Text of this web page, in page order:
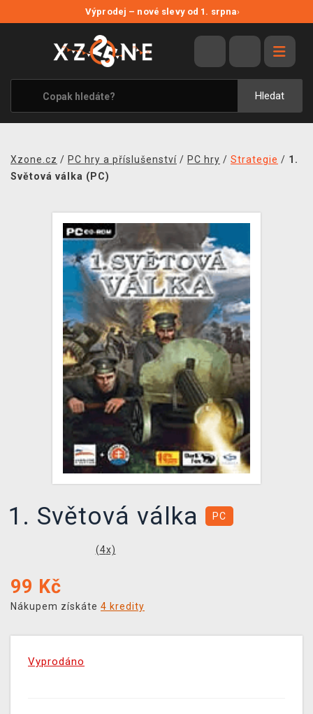
Výprodej – nové slevy od 1. srpna›
Hledat
VÝPRODEJ
VIDEOHRY
XZONE ORIGINALS
TÉMATIKY
MERCHANDISE
KONTAKT
PRODEJNY
DOPRAVA
XZONE KLUB
TCG & BOARDGAME HUB
VÝKUP HER (BAZAR)
Xzone.cz / PC hry a příslušenství / PC hry / Strategie / 1.
Světová válka (PC)
1. Světová válka PC
(4x)
99 Kč
Nákupem získáte 4 kredity
Vyprodáno